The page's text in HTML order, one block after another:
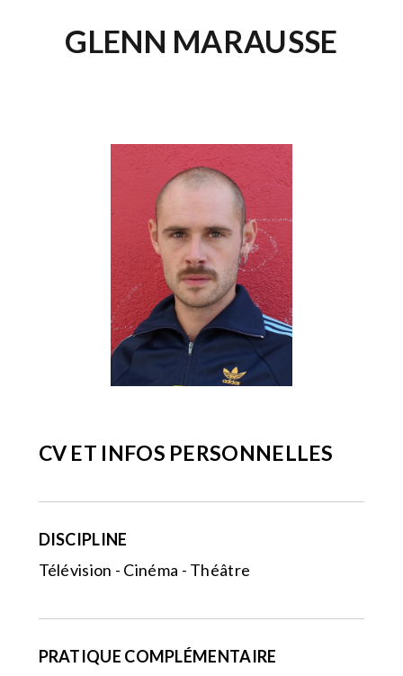
GLENN MARAUSSE
CV ET INFOS PERSONNELLES
DISCIPLINE
Télévision - Cinéma - Théâtre
PRATIQUE COMPLÉMENTAIRE